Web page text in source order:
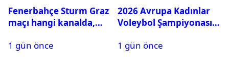
Fenerbahçe Sturm Graz
maçı hangi kanalda,
1 gün önce
2026 Avrupa Kadınlar
Voleybol Şampiyonası
1 gün önce